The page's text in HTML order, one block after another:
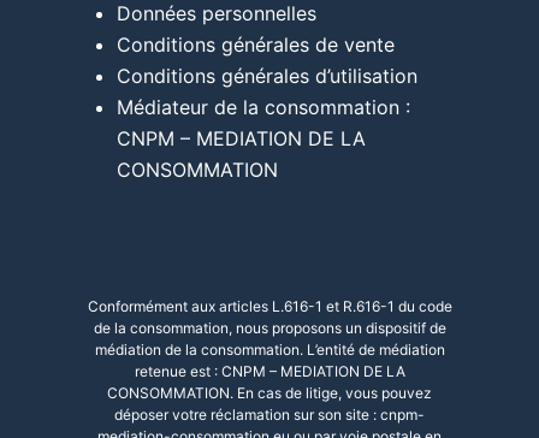
Données personnelles
Conditions générales de vente
Conditions générales d’utilisation
Médiateur de la consommation :
CNPM – MEDIATION DE LA
CONSOMMATION
Conformément aux articles L.616-1 et R.616-1 du code
de la consommation, nous proposons un dispositif de
médiation de la consommation. L’entité de médiation
retenue est : CNPM – MEDIATION DE LA
CONSOMMATION. En cas de litige, vous pouvez
déposer votre réclamation sur son site : cnpm-